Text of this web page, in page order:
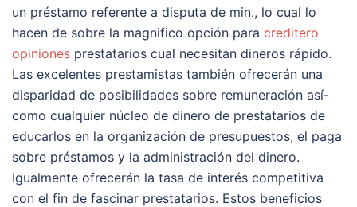
un préstamo referente a disputa de min., lo cual lo
hacen de sobre la magnifico opción para creditero
opiniones prestatarios cual necesitan dineros rápido.
Las excelentes prestamistas también ofrecerán una
disparidad de posibilidades sobre remuneración así­
como cualquier núcleo de dinero de prestatarios de
educarlos en la organización de presupuestos, el paga
sobre préstamos y la administración del dinero.
Igualmente ofrecerán la tasa de interés competitiva
con el fin de fascinar prestatarios. Estos beneficios